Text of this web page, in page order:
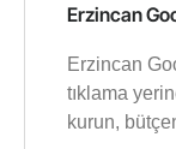
Erzincan
Erzincan
tıklama
kurun,